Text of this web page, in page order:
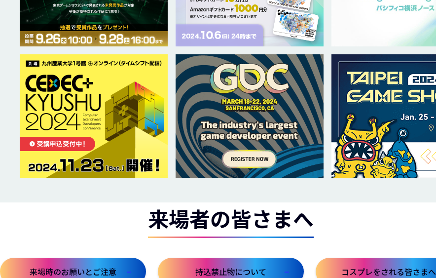
来場者の皆さまへ
来場時のお願いとご注意 持込禁止物について コスプレをされる皆さまへ